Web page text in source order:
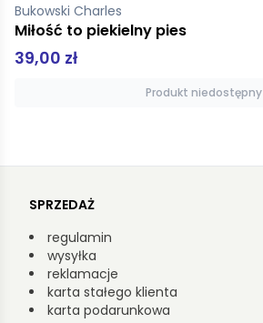
Bukowski Charles
Miłość to piekielny pies
39,00 zł
Produkt niedostępny
SPRZEDAŻ
regulamin
wysyłka
reklamacje
karta stałego klienta
karta podarunkowa